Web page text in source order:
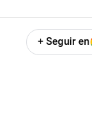
+ Seguir en